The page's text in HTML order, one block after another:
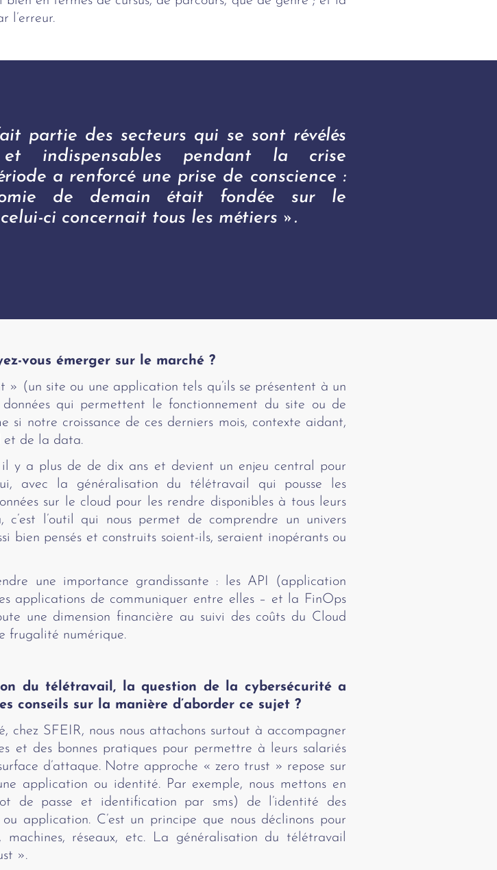
l’erreur.
partie des secteurs qui se sont révélés
et indispensables pendant la crise
a renforcé une prise de conscience :
de demain était fondée sur le
ci concernait tous les métiers ».
vous émerger sur le marché ?
(un site ou une application tels qu’ils se présentent à un
qui permettent le fonctionnement du site ou de
si notre croissance de ces derniers mois, contexte aidant,
et de la data.
y a plus de de dix ans et devient un enjeu central pour
avec la généralisation du télétravail qui pousse les
sur le cloud pour les rendre disponibles à tous leurs
l’outil qui nous permet de comprendre un univers
bien pensés et construits soient-ils, seraient inopérants ou
une importance grandissante : les API (application
applications de communiquer entre elles – et la FinOps
une dimension financière au suivi des coûts du Cloud
frugalité numérique.
du télétravail, la question de la cybersécurité a
conseils sur la manière d’aborder ce sujet ?
chez SFEIR, nous nous attachons surtout à accompagner
et des bonnes pratiques pour permettre à leurs salariés
d’attaque. Notre approche « zero trust » repose sur
application ou identité. Par exemple, nous mettons en
de passe et identification par sms) de l’identité des
application. C’est un principe que nous déclinons pour
réseaux, etc. La généralisation du télétravail
».